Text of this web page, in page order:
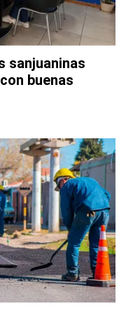
sanjuaninas
buenas